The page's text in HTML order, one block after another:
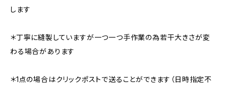
します
＊丁寧に縫製していますが一つ一つ手作業の為若干大きさが変
わる場合があります
＊1点の場合はクリックポストで送ることができます（日時指定不